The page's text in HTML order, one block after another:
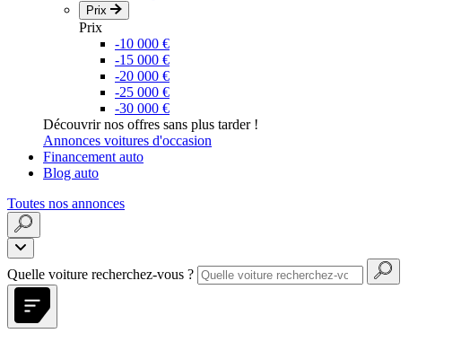
Prix
Prix
-10 000 €
-15 000 €
-20 000 €
-25 000 €
-30 000 €
Découvrir nos offres sans plus tarder !
Annonces voitures d'occasion
Financement auto
Blog auto
Toutes nos annonces
Quelle voiture recherchez-vous ?